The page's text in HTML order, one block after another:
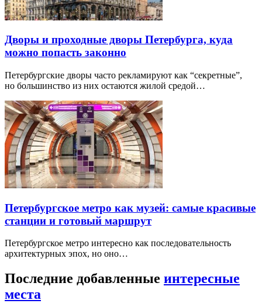
Дворы и проходные дворы Петербурга, куда
можно попасть законно
Петербургские дворы часто рекламируют как “секретные”,
но большинство из них остаются жилой средой…
Петербургское метро как музей: самые красивые
станции и готовый маршрут
Петербургское метро интересно как последовательность
архитектурных эпох, но оно…
Последние добавленные интересные
места